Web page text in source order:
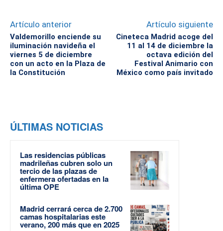
Artículo anterior
Valdemorillo enciende su
iluminación navideña el
viernes 5 de diciembre
con un acto en la Plaza de
la Constitución
Artículo siguiente
Cineteca Madrid acoge del
11 al 14 de diciembre la
octava edición del
Festival Animario con
México como país invitado
ÚLTIMAS NOTICIAS
Las residencias públicas
madrileñas cubren solo un
tercio de las plazas de
enfermera ofertadas en la
última OPE
Madrid cerrará cerca de 2.700
camas hospitalarias este
verano, 200 más que en 2025